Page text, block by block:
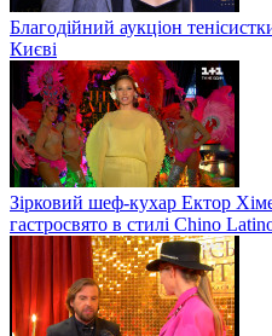
Благодійний аукціон
Києві
Зірковий шеф-кухар Ектор
гастросвято в стилі Chino